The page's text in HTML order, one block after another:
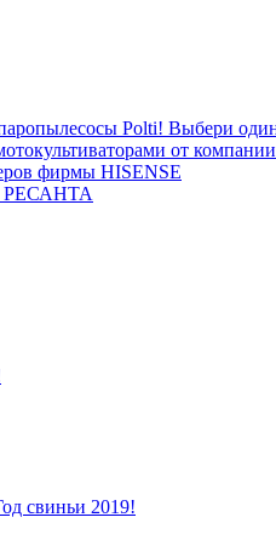
Polti! Выбери
от
фирмы HISENSE
РЕСАНТА
свиньи 2019!